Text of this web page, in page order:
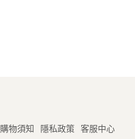
購物須知 隱私政策 客服中心